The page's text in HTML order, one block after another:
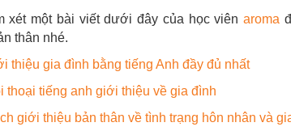
xét một bài viết dưới đây của học viênaroma
thân nhé.
thiệu gia đình bằng tiếng Anh đầy đủ nhất
thoại tiếng anh giới thiệu về gia đình
giới thiệu bản thân về tình trạng hôn nhân và